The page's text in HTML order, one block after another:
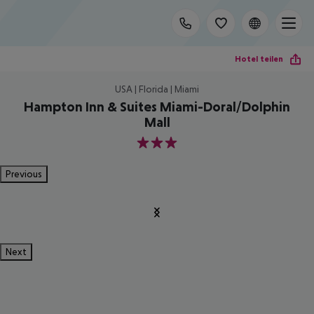
Hotel teilen
USA | Florida | Miami
Hampton Inn & Suites Miami-Doral/Dolphin
Mall
3
Previous
Next